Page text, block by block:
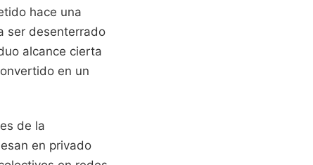
hace una
ser desenterrado
alcance cierta
en un
de la
en privado